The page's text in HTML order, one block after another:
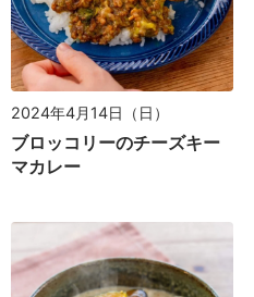
2024年4月14日（日）
ブロッコリーのチーズキー
マカレー